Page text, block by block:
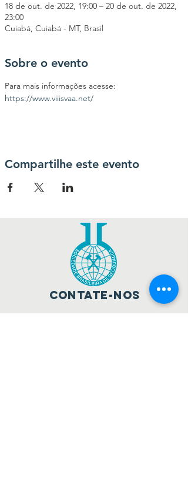
18 de out. de 2022, 19:00 – 20 de out. de 2022,
23:00
Cuiabá, Cuiabá - MT, Brasil
Sobre o evento
Para mais informações acesse:
https://www.viiisvaa.net/
Compartilhe este evento
Contate-nos